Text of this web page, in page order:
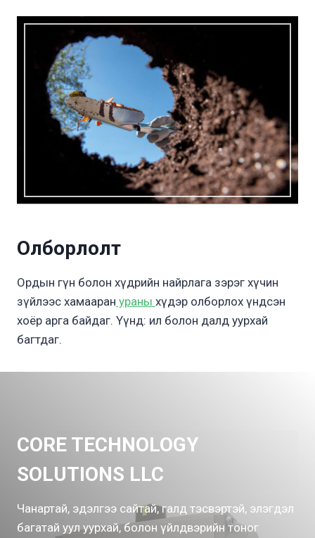
Олборлолт
Ордын гүн болон хүдрийн найрлага зэрэг хүчин
зүйлээс хамааран ураны хүдэр олборлох үндсэн
хоёр арга байдаг. Үүнд: ил болон далд уурхай
багтдаг.
CORE TECHNOLOGY
SOLUTIONS LLC
Чанартай, эдэлгээ сайтай, галд тэсвэртэй, элэгдэл
багатай уул уурхай, болон үйлдвэрийн тоног